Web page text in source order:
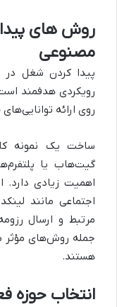
روش های
مصنوعی
پیدا کردن شغل
رویکردی هدفمند
روی ارائه
ساخت یک نمونه
گیت‌هاب یا
اهمیت زیادی دارد.
اجتماعی مانند
مرتبط و ارسال
جمله روش‌های مؤثر
هستند.
انتخاب